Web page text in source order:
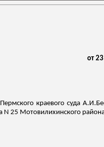
от
краевого суда
N 25 Мотовилихинского